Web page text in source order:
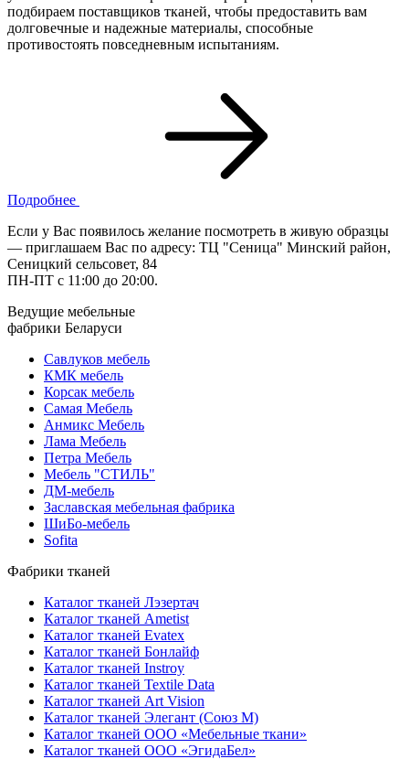
подбираем поставщиков тканей, чтобы предоставить вам
долговечные и надежные материалы, способные
противостоять повседневным испытаниям.
Подробнее
Если у Вас появилось желание посмотреть в живую образцы
— приглашаем Вас по адресу: ТЦ "Сеница" Минский район,
Сеницкий сельсовет, 84
ПН-ПТ с 11:00 до 20:00.
Ведущие мебельные
фабрики Беларуси
Савлуков мебель
КМК мебель
Корсак мебель
Самая Мебель
Анмикс Мебель
Лама Мебель
Петра Мебель
Мебель "СТИЛЬ"
ДМ-мебель
Заславская мебельная фабрика
ШиБо-мебель
Sofita
Фабрики тканей
Каталог тканей Лэзертач
Каталог тканей Ametist
Каталог тканей Evatex
Каталог тканей Бонлайф
Каталог тканей Instroy
Каталог тканей Textile Data
Каталог тканей Art Vision
Каталог тканей Элегант (Союз М)
Каталог тканей ООО «Мебельные ткани»
Каталог тканей ООО «ЭгидаБел»